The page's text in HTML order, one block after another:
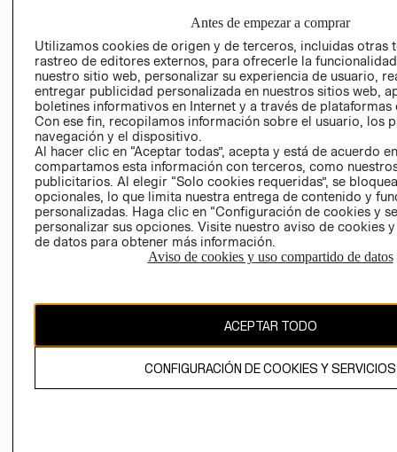
TRANSPARENCIA
Y ÉTICA (INGLÉS)
DE INDUSTRIA Y
COMERCIO - SIC
PETICIONES
QUEJAS Y
RECLAMOS
Colombia ($)
El contenido de esta página web está protegido por copyright y es
propiedad de H&M Hennes & Mauritz AB.
Antes de empezar a comprar
Utilizamos cookies de origen y de terceros, incluidas otras
rastreo de editores externos, para ofrecerle la
nuestro sitio web, personalizar su experiencia de usuario,
entregar publicidad personalizada en nuestros sitios web,
boletines informativos en Internet y a través de plataformas
Con ese fin, recopilamos información sobre el usuario, los
navegación y el dispositivo.
Al hacer clic en “Aceptar todas”, acepta y está de acuerdo
compartamos esta información con terceros, como
publicitarios. Al elegir “Solo cookies requeridas”, se
opcionales, lo que limita nuestra entrega de contenido y
personalizadas. Haga clic en “Configuración de cookies y
personalizar sus opciones. Visite nuestro aviso de cookies
de datos para obtener más información.
Aviso de cookies y uso compartido de datos
ACEPTAR TODO
CONFIGURACIÓN DE COOKIES Y SERVICIOS